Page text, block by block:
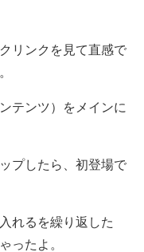
リンクを見て直感で
テンツ）をメインに
プしたら、初登場で
れるを繰り返した
ったよ。